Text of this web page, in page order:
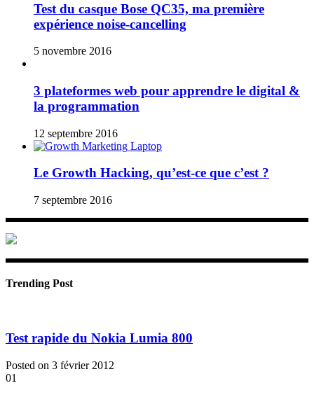
Test du casque Bose QC35, ma première
expérience noise-cancelling
5 novembre 2016
3 plateformes web pour apprendre le digital &
la programmation
12 septembre 2016
Le Growth Hacking, qu’est-ce que c’est ?
7 septembre 2016
Trending Post
Test rapide du Nokia Lumia 800
Posted on 3 février 2012
01